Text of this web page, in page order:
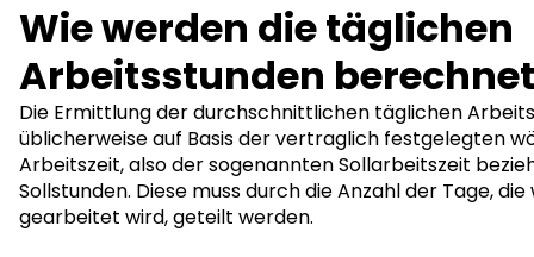
Wie werden die täglichen
Arbeitsstunden
Die Ermittlung der durchschnittlichen täglichen
üblicherweise auf Basis der vertraglich festgelegten
Arbeitszeit, also der sogenannten Sollarbeitszeit
Sollstunden. Diese muss durch die Anzahl der Tage,
gearbeitet wird, geteilt werden.